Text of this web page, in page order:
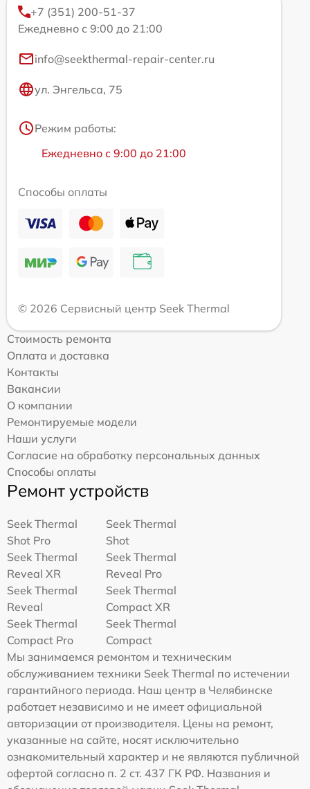
+7 (351) 200-51-37
Ежедневно с 9:00 до 21:00
info@seekthermal-repair-center.ru
ул. Энгельса, 75
Режим работы:
Ежедневно с 9:00 до 21:00
Способы оплаты
© 2026 Сервисный центр Seek Thermal
Стоимость ремонта
Оплата и доставка
Контакты
Вакансии
О компании
Ремонтируемые модели
Наши услуги
Согласие на обработку персональных данных
Способы оплаты
Ремонт устройств
Seek Thermal
Shot Pro
Seek Thermal
Shot
Seek Thermal
Reveal XR
Seek Thermal
Reveal Pro
Seek Thermal
Reveal
Seek Thermal
Compact XR
Seek Thermal
Compact Pro
Seek Thermal
Compact
Мы занимаемся ремонтом и техническим
обслуживанием техники Seek Thermal по истечении
гарантийного периода. Наш центр в Челябинске
работает независимо и не имеет официальной
авторизации от производителя. Цены на ремонт,
указанные на сайте, носят исключительно
ознакомительный характер и не являются публичной
офертой согласно п. 2 ст. 437 ГК РФ. Названия и